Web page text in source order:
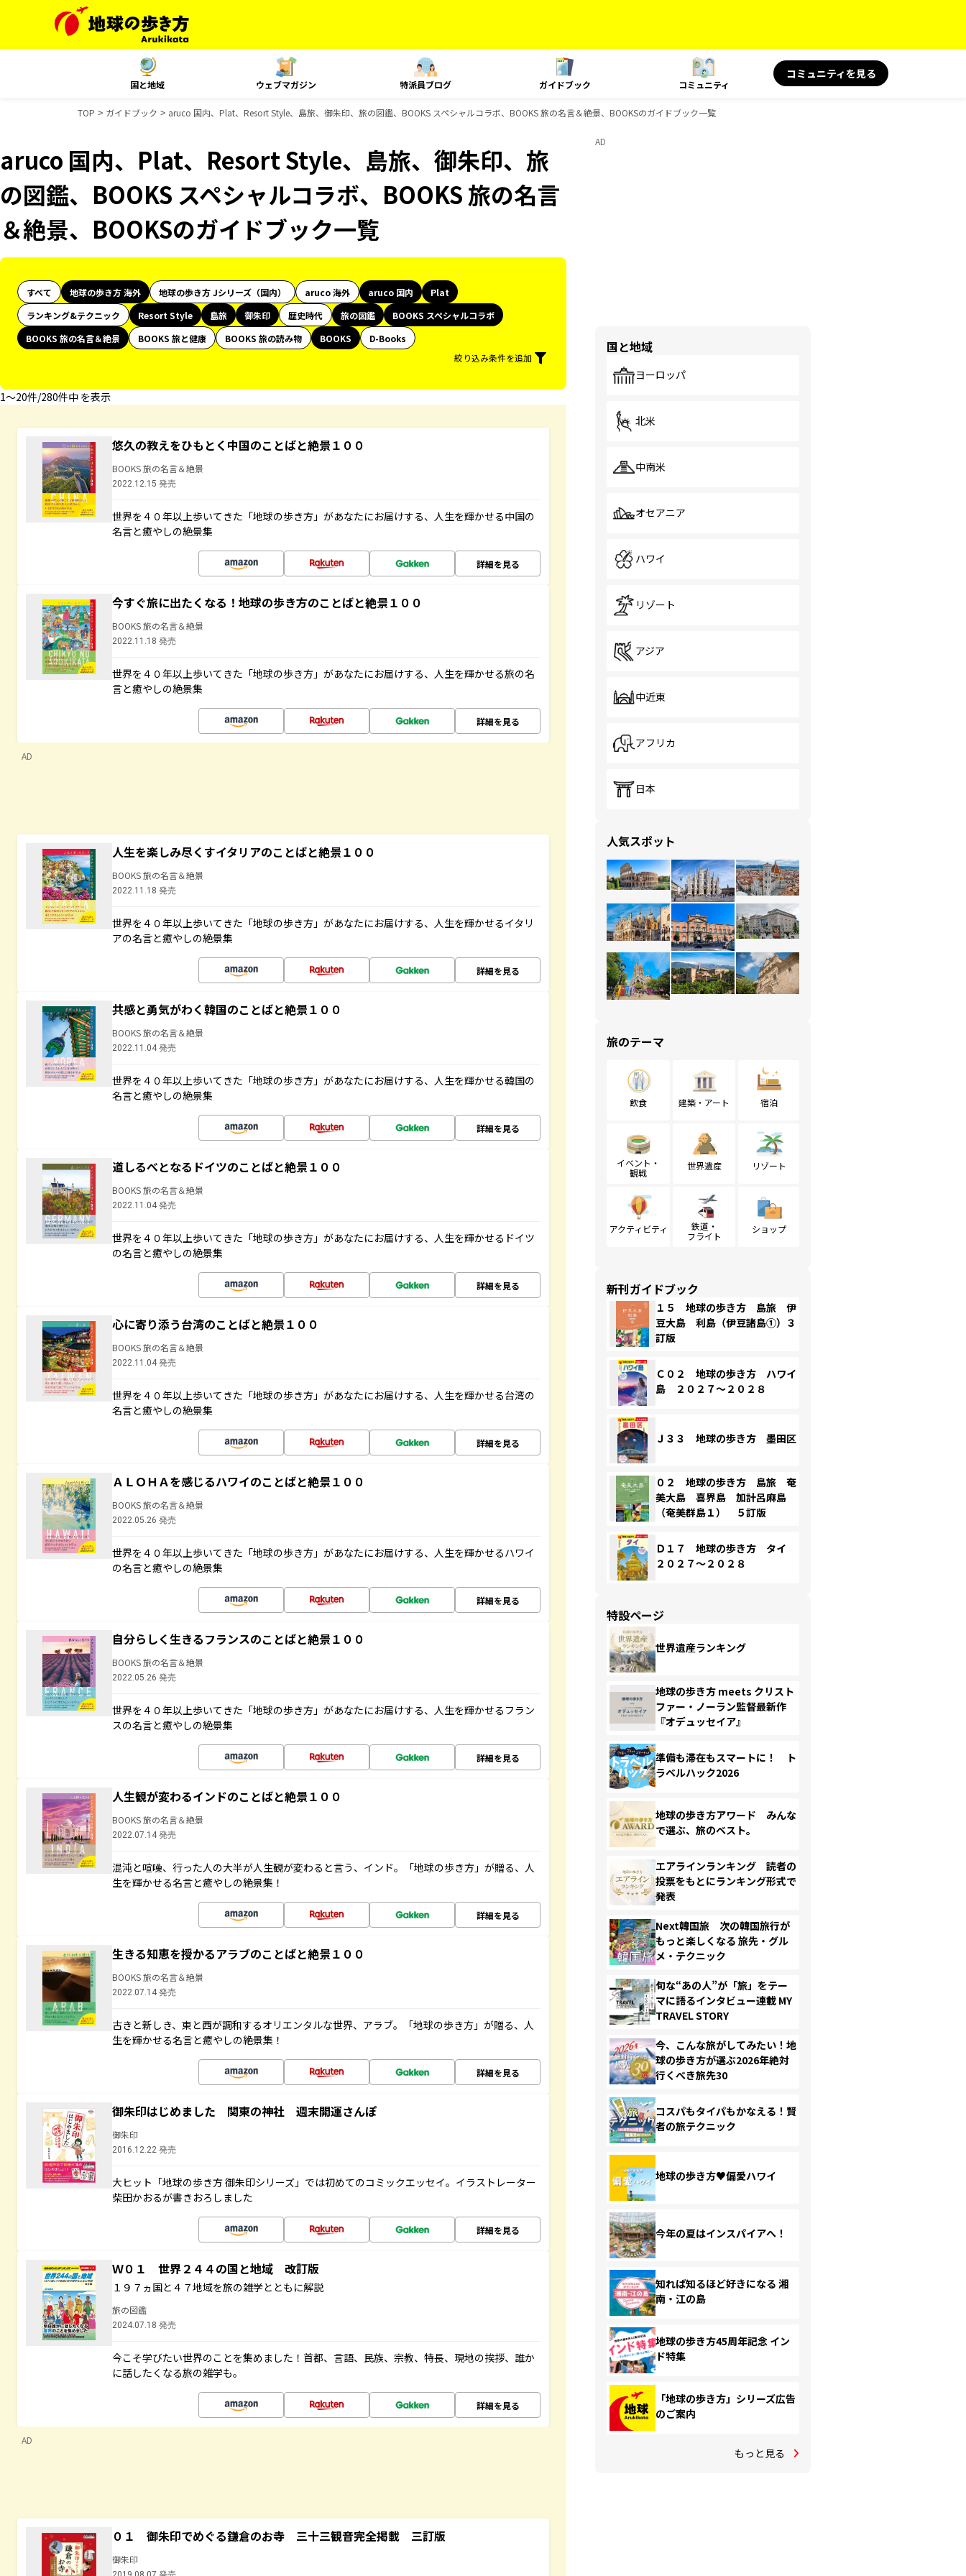
国と地域 ウェブマガジン 特派員ブログ ガイドブック コミュニティ
コミュニティを見る
TOP ガイドブック aruco 国内、Plat、Resort Style、島旅、御朱印、旅の図鑑、BOOKS スペシャルコラボ、BOOKS 旅の名言＆絶景、BOOKSのガイドブック一覧
aruco 国内、Plat、Resort Style、島旅、御朱印、旅
の図鑑、BOOKS スペシャルコラボ、BOOKS 旅の名言
＆絶景、BOOKSのガイドブック一覧
すべて 地球の歩き方 海外 地球の歩き方 Jシリーズ（国内） aruco 海外 aruco 国内
Plat
ランキング&テクニック
Resort Style 島旅 御朱印 歴史時代 旅の図鑑
BOOKS スペシャルコラボ
BOOKS 旅の名言＆絶景
BOOKS 旅と健康 BOOKS 旅の読み物 BOOKS
D-Books
絞り込み条件を追加
1〜20件/280件中 を表示
悠久の教えをひもとく中国のことばと絶景１００
BOOKS 旅の名言＆絶景
2022.12.15 発売
世界を４０年以上歩いてきた「地球の歩き方」があなたにお届けする、人生を輝かせる中国の
名言と癒やしの絶景集
詳細を見る
今すぐ旅に出たくなる！地球の歩き方のことばと絶景１００
BOOKS 旅の名言＆絶景
2022.11.18 発売
世界を４０年以上歩いてきた「地球の歩き方」があなたにお届けする、人生を輝かせる旅の名
言と癒やしの絶景集
詳細を見る
AD
人生を楽しみ尽くすイタリアのことばと絶景１００
BOOKS 旅の名言＆絶景
2022.11.18 発売
世界を４０年以上歩いてきた「地球の歩き方」があなたにお届けする、人生を輝かせるイタリ
アの名言と癒やしの絶景集
詳細を見る
共感と勇気がわく韓国のことばと絶景１００
BOOKS 旅の名言＆絶景
2022.11.04 発売
世界を４０年以上歩いてきた「地球の歩き方」があなたにお届けする、人生を輝かせる韓国の
名言と癒やしの絶景集
詳細を見る
道しるべとなるドイツのことばと絶景１００
BOOKS 旅の名言＆絶景
2022.11.04 発売
世界を４０年以上歩いてきた「地球の歩き方」があなたにお届けする、人生を輝かせるドイツ
の名言と癒やしの絶景集
詳細を見る
心に寄り添う台湾のことばと絶景１００
BOOKS 旅の名言＆絶景
2022.11.04 発売
世界を４０年以上歩いてきた「地球の歩き方」があなたにお届けする、人生を輝かせる台湾の
名言と癒やしの絶景集
詳細を見る
ＡＬＯＨＡを感じるハワイのことばと絶景１００
BOOKS 旅の名言＆絶景
2022.05.26 発売
世界を４０年以上歩いてきた「地球の歩き方」があなたにお届けする、人生を輝かせるハワイ
の名言と癒やしの絶景集
詳細を見る
自分らしく生きるフランスのことばと絶景１００
BOOKS 旅の名言＆絶景
2022.05.26 発売
世界を４０年以上歩いてきた「地球の歩き方」があなたにお届けする、人生を輝かせるフラン
スの名言と癒やしの絶景集
詳細を見る
人生観が変わるインドのことばと絶景１００
BOOKS 旅の名言＆絶景
2022.07.14 発売
混沌と喧噪、行った人の大半が人生観が変わると言う、インド。「地球の歩き方」が贈る、人
生を輝かせる名言と癒やしの絶景集！
詳細を見る
生きる知恵を授かるアラブのことばと絶景１００
BOOKS 旅の名言＆絶景
2022.07.14 発売
古きと新しき、東と西が調和するオリエンタルな世界、アラブ。「地球の歩き方」が贈る、人
生を輝かせる名言と癒やしの絶景集！
詳細を見る
御朱印はじめました 関東の神社 週末開運さんぽ
御朱印
2016.12.22 発売
大ヒット「地球の歩き方 御朱印シリーズ」では初めてのコミックエッセイ。イラストレーター
柴田かおるが書きおろしました
詳細を見る
Ｗ０１ 世界２４４の国と地域 改訂版
１９７ヵ国と４７地域を旅の雑学とともに解説
旅の図鑑
2024.07.18 発売
今こそ学びたい世界のことを集めました！首都、言語、民族、宗教、特長、現地の挨拶、誰か
に話したくなる旅の雑学も。
詳細を見る
AD
０１ 御朱印でめぐる鎌倉のお寺 三十三観音完全掲載 三訂版
御朱印
AD
国と地域
ヨーロッパ
北米
中南米
オセアニア
ハワイ
リゾート
アジア
中近東
アフリカ
日本
人気スポット
旅のテーマ
飲食 建築・アート 宿泊
イベント・
観戦
世界遺産 リゾート
アクティビティ
鉄道・
フライト
ショップ
新刊ガイドブック
１５ 地球の歩き方 島旅 伊
豆大島 利島（伊豆諸島①）３
訂版
Ｃ０２ 地球の歩き方 ハワイ
島 ２０２７～２０２８
Ｊ３３ 地球の歩き方 墨田区
０２ 地球の歩き方 島旅 奄
美大島 喜界島 加計呂麻島
（奄美群島１） ５訂版
Ｄ１７ 地球の歩き方 タイ
２０２７～２０２８
特設ページ
世界遺産ランキング
地球の歩き方 meets クリスト
ファー・ノーラン監督最新作
『オデュッセイア』
準備も滞在もスマートに！ ト
ラベルハック2026
地球の歩き方アワード みんな
で選ぶ、旅のベスト。
エアラインランキング 読者の
投票をもとにランキング形式で
発表
Next韓国旅 次の韓国旅行が
もっと楽しくなる 旅先・グル
メ・テクニック
旬な“あの人”が「旅」をテー
マに語るインタビュー連載 MY
TRAVEL STORY
今、こんな旅がしてみたい！地
球の歩き方が選ぶ2026年絶対
行くべき旅先30
コスパもタイパもかなえる！賢
者の旅テクニック
地球の歩き方♥偏愛ハワイ
今年の夏はインスパイアへ！
知れば知るほど好きになる 湘
南・江の島
地球の歩き方45周年記念 イン
ド特集
「地球の歩き方」シリーズ広告
のご案内
もっと見る